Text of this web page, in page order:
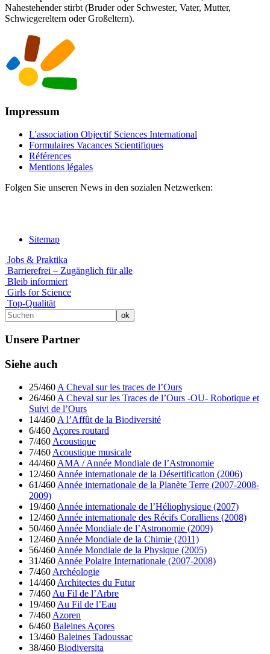
Nahestehender stirbt (Bruder oder Schwester, Vater, Mutter,
Schwiegereltern oder Großeltern).
Impressum
L'association Objectif Sciences International
Formulaires Vacances Scientifiques
Références
Mentions légales
Folgen Sie unseren News in den sozialen Netzwerken:
Sitemap
Jobs & Praktika
Barrierefrei – Zugänglich für alle
Bleib informiert
Girls for Science
Top-Qualität
Unsere Partner
Siehe auch
25/460 A Cheval sur les traces de l’Ours
26/460 A Cheval sur les Traces de l’Ours -OU- Robotique et
Suivi de l’Ours
14/460 A l’Affût de la Biodiversité
6/460 Açores routard
7/460 Acoustique
7/460 Acoustique musicale
44/460 AMA / Année Mondiale de l’Astronomie
12/460 Année internationale de la Désertification (2006)
61/460 Année internationale de la Planète Terre (2007-2008-
2009)
19/460 Année internationale de l’Héliophysique (2007)
12/460 Année internationale des Récifs Coralliens (2008)
50/460 Année Mondiale de l’Astronomie (2009)
12/460 Année Mondiale de la Chimie (2011)
56/460 Année Mondiale de la Physique (2005)
31/460 Année Polaire Internationale (2007-2008)
7/460 Archéologie
14/460 Architectes du Futur
7/460 Au Fil de l’Arbre
19/460 Au Fil de l’Eau
7/460 Azoren
6/460 Baleines Açores
13/460 Baleines Tadoussac
38/460 Biodiversita